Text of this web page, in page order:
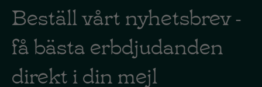
Beställ vårt nyhetsbrev -
få bästa erbdjudanden
direkt i din mejl